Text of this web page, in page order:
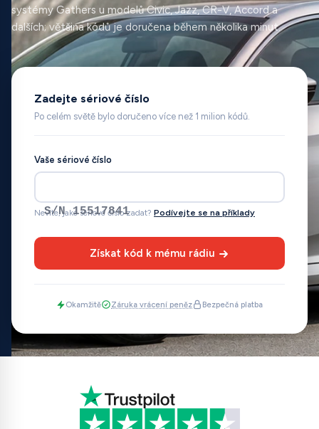
systémy Gathers u modelů Civic, Jazz, CR-V, Accord a
dalších; většina kódů je doručena během několika minut.
Zadejte sériové číslo
Po celém světě bylo doručeno více než 1 milion kódů.
Vaše sériové číslo
S/N 15517841
Nevíte, jaké sériové číslo zadat? Podívejte se na příklady
Získat kód k mému rádiu
Okamžitě Záruka vrácení peněz Bezpečná platba